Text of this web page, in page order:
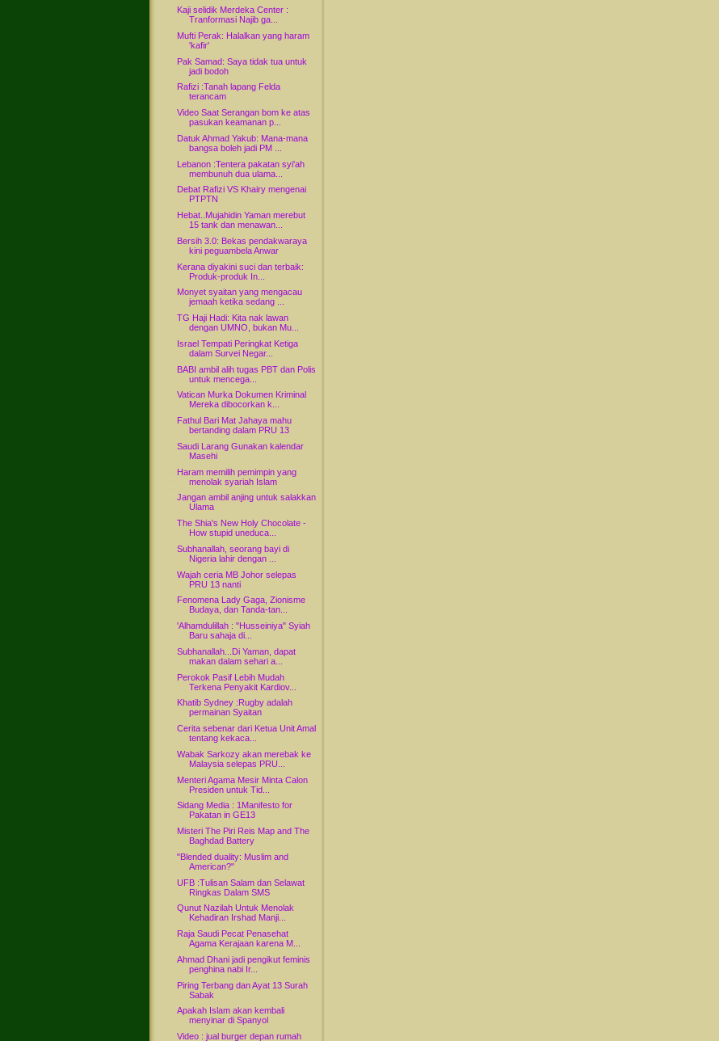
Kaji selidik Merdeka Center :
Tranformasi Najib ga...
Mufti Perak: Halalkan yang haram
'kafir'
Pak Samad: Saya tidak tua untuk
jadi bodoh
Rafizi :Tanah lapang Felda
terancam
Video Saat Serangan bom ke atas
pasukan keamanan p...
Datuk Ahmad Yakub: Mana-mana
bangsa boleh jadi PM ...
Lebanon :Tentera pakatan syi'ah
membunuh dua ulama...
Debat Rafizi VS Khairy mengenai
PTPTN
Hebat..Mujahidin Yaman merebut
15 tank dan menawan...
Bersih 3.0: Bekas pendakwaraya
kini peguambela Anwar
Kerana diyakini suci dan terbaik:
Produk-produk In...
Monyet syaitan yang mengacau
jemaah ketika sedang ...
TG Haji Hadi: Kita nak lawan
dengan UMNO, bukan Mu...
Israel Tempati Peringkat Ketiga
dalam Survei Negar...
BABI ambil alih tugas PBT dan Polis
untuk mencega...
Vatican Murka Dokumen Kriminal
Mereka dibocorkan k...
Fathul Bari Mat Jahaya mahu
bertanding dalam PRU 13
Saudi Larang Gunakan kalendar
Masehi
Haram memilih pemimpin yang
menolak syariah Islam
Jangan ambil anjing untuk salakkan
Ulama
The Shia's New Holy Chocolate -
How stupid uneduca...
Subhanallah, seorang bayi di
Nigeria lahir dengan ...
Wajah ceria MB Johor selepas
PRU 13 nanti
Fenomena Lady Gaga, Zionisme
Budaya, dan Tanda-tan...
'Alhamdulillah : "Husseiniya" Syiah
Baru sahaja di...
Subhanallah...Di Yaman, dapat
makan dalam sehari a...
Perokok Pasif Lebih Mudah
Terkena Penyakit Kardiov...
Khatib Sydney :Rugby adalah
permainan Syaitan
Cerita sebenar dari Ketua Unit Amal
tentang kekaca...
Wabak Sarkozy akan merebak ke
Malaysia selepas PRU...
Menteri Agama Mesir Minta Calon
Presiden untuk Tid...
Sidang Media : 1Manifesto for
Pakatan in GE13
Misteri The Piri Reis Map and The
Baghdad Battery
"Blended duality: Muslim and
American?"
UFB :Tulisan Salam dan Selawat
Ringkas Dalam SMS
Qunut Nazilah Untuk Menolak
Kehadiran Irshad Manji...
Raja Saudi Pecat Penasehat
Agama Kerajaan karena M...
Ahmad Dhani jadi pengikut feminis
penghina nabi Ir...
Piring Terbang dan Ayat 13 Surah
Sabak
Apakah Islam akan kembali
menyinar di Spanyol
Video : jual burger depan rumah